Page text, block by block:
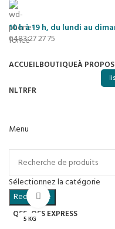
10 h à 19 h, du lundi au
0483 27 27 75
ACCUEILBOUTIQUEÀ
NLTRFR
Menu
Sélectionnez la catégorie
Recherche
QSS QSS EXPRESS
5 KG
Cliquez pour